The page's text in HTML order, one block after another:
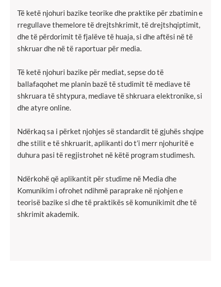
Të ketë njohuri bazike teorike dhe praktike për zbatimin e
rregullave themelore të drejtshkrimit, të drejtshqiptimit,
dhe të përdorimit të fjalëve të huaja, si dhe aftësi në të
shkruar dhe në të raportuar për media.
Të ketë njohuri bazike për mediat, sepse do të
ballafaqohet me planin bazë të studimit të mediave të
shkruara të shtypura, mediave të shkruara elektronike, si
dhe atyre online.
Ndërkaq sa i përket njohjes së standardit të gjuhës shqipe
dhe stilit e të shkruarit, aplikanti do t’i merr njohuritë e
duhura pasi të regjistrohet në këtë program studimesh.
Ndërkohë që aplikantit për studime në Media dhe
Komunikim i ofrohet ndihmë paraprake në njohjen e
teorisë bazike si dhe të praktikës së komunikimit dhe të
shkrimit akademik.